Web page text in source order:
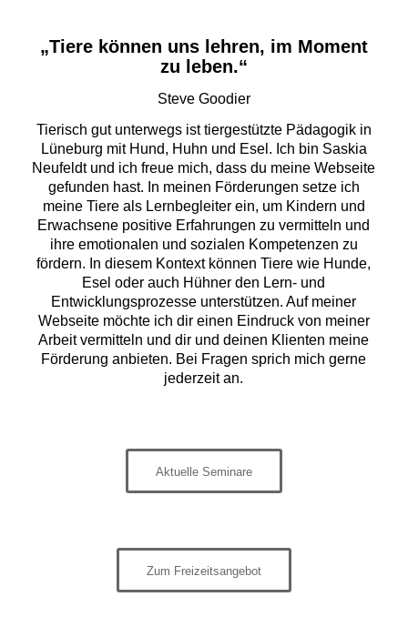
„Tiere können uns lehren, im Moment
zu leben.“
Steve Goodier
Tierisch gut unterwegs ist tiergestützte Pädagogik in
Lüneburg mit Hund, Huhn und Esel. Ich bin Saskia
Neufeldt und ich freue mich, dass du meine Webseite
gefunden hast. In meinen Förderungen setze ich
meine Tiere als Lernbegleiter ein, um Kindern und
Erwachsene positive Erfahrungen zu vermitteln und
ihre emotionalen und sozialen Kompetenzen zu
fördern. In diesem Kontext können Tiere wie Hunde,
Esel oder auch Hühner den Lern- und
Entwicklungsprozesse unterstützen. Auf meiner
Webseite möchte ich dir einen Eindruck von meiner
Arbeit vermitteln und dir und deinen Klienten meine
Förderung anbieten. Bei Fragen sprich mich gerne
jederzeit an.
Aktuelle Seminare
Zum Freizeitsangebot